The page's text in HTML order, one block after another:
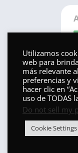
Utilizamos
web para
más relevante
preferencias y
hacer clic en
uso de TODAS
Do not sell my
Cookie Settings